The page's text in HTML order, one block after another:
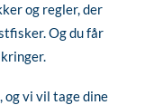
og regler, der
Og du får
og vi vil tage dine